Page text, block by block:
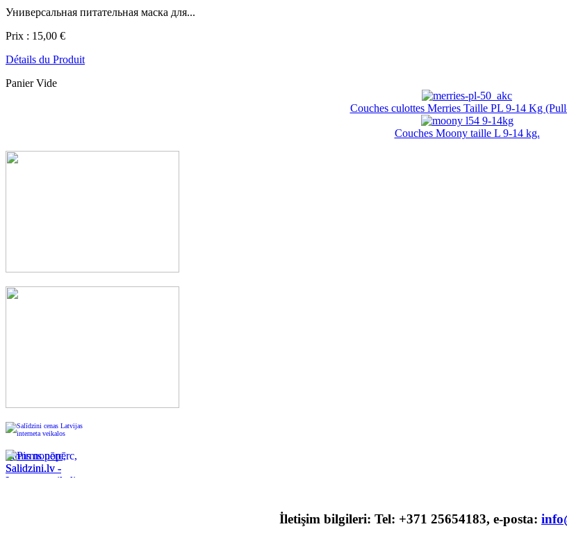
Универсальная питательная маска для...
Prix : 15,00 €
Détails du Produit
Panier Vide
Couches culottes Merries Taille PL 9-14 Kg
Couches Moony taille L 9-14 kg.
Pirms nopērc,
Salidzini.lv -
Interneta veikali,
İletişim bilgileri: Tel: +371 25654183, e-posta: